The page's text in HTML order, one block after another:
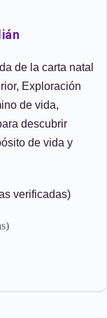
de la carta natal
Exploración
de vida,
descubrir
de vida y
verificadas)